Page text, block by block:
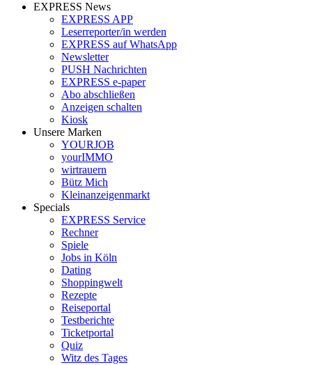
EXPRESS News
EXPRESS APP
Leserreporter/in werden
EXPRESS auf WhatsApp
Newsletter
PUSH Nachrichten
EXPRESS e-paper
Abo abschließen
Anzeigen schalten
Kiosk
Unsere Marken
YOURJOB
yourIMMO
wirtrauern
Bütz Mich
Kleinanzeigenmarkt
Specials
EXPRESS Service
Rechner
Spiele
Jobs in Köln
Dating
Shoppingwelt
Rezepte
Reiseportal
Testberichte
Ticketportal
Quiz
Witz des Tages